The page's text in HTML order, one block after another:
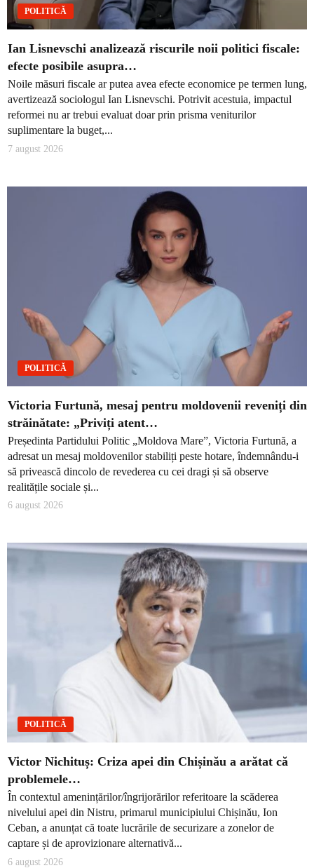
POLITICĂ
Ian Lisnevschi analizează riscurile noii politici fiscale:
efecte posibile asupra…
Noile măsuri fiscale ar putea avea efecte economice pe termen lung,
avertizează sociologul Ian Lisnevschi. Potrivit acestuia, impactul
reformei nu ar trebui evaluat doar prin prisma veniturilor
suplimentare la buget,...
7 august 2026
POLITICĂ
Victoria Furtună, mesaj pentru moldovenii reveniți din
străinătate: „Priviți atent…
Președinta Partidului Politic „Moldova Mare”, Victoria Furtună, a
adresat un mesaj moldovenilor stabiliți peste hotare, îndemnându-i
să privească dincolo de revederea cu cei dragi și să observe
realitățile sociale și...
6 august 2026
POLITICĂ
Victor Nichituș: Criza apei din Chișinău a arătat că
problemele…
În contextul amenințărilor/îngrijorărilor referitoare la scăderea
nivelului apei din Nistru, primarul municipiului Chișinău, Ion
Ceban, a anunțat că toate lucrările de securizare a zonelor de
captare și de aprovizionare alternativă...
6 august 2026